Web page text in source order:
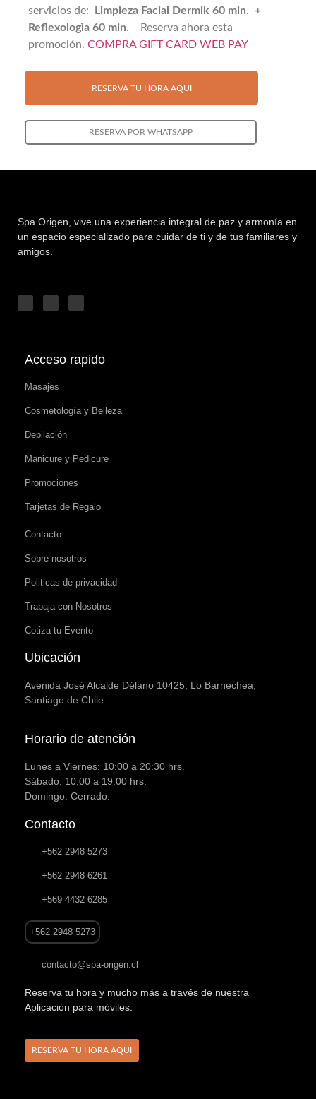
servicios de:
Limpieza Facial Dermik 60 min. +
Reflexologìa 60 min.
Reserva ahora esta
promoción. COMPRA GIFT CARD WEB PAY
RESERVA TU HORA AQUI
RESERVA POR WHATSAPP
Spa Origen, vive una experiencia integral de paz y armonía en
un espacio especializado para cuidar de ti y de tus familiares y
amigos.
Acceso rapido
Masajes
Cosmetología y Belleza
Depilación
Manicure y Pedicure
Promociones
Tarjetas de Regalo
Contacto
Sobre nosotros
Politicas de privacidad
Trabaja con Nosotros
Cotiza tu Evento
Ubicación
Avenida José Alcalde Délano 10425, Lo Barnechea,
Santiago de Chile.
Horario de atención
Lunes a Viernes: 10:00 a 20:30 hrs.
Sábado: 10:00 a 19:00 hrs.
Domingo: Cerrado.
Contacto
+562 2948 5273
+562 2948 6261
+569 4432 6285
+562 2948 5273
contacto@spa-origen.cl
Reserva tu hora y mucho más a través de nuestra
Aplicación para móviles.
RESERVA TU HORA AQUI